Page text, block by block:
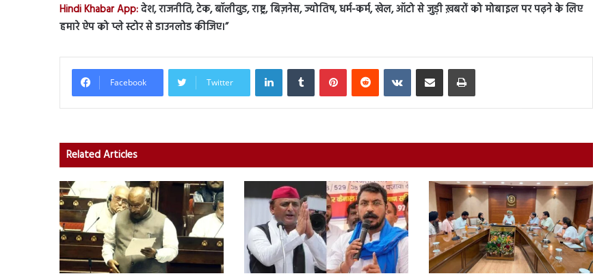
Hindi Khabar App:देश, राजनीति, टेक, बॉलीवुड, राष्ट्र, बिज़नेस, ज्योतिष, धर्म-कर्म, खेल, ऑटो से जुड़ी ख़बरों को मोबाइल पर पढ़ने के लिए
हमारे ऐप को प्ले स्टोर से डाउनलोड कीजिए।”
Facebook Twitter
LinkedInTumblr PinterestReddit VKontakteShare via Email Print
Related Articles